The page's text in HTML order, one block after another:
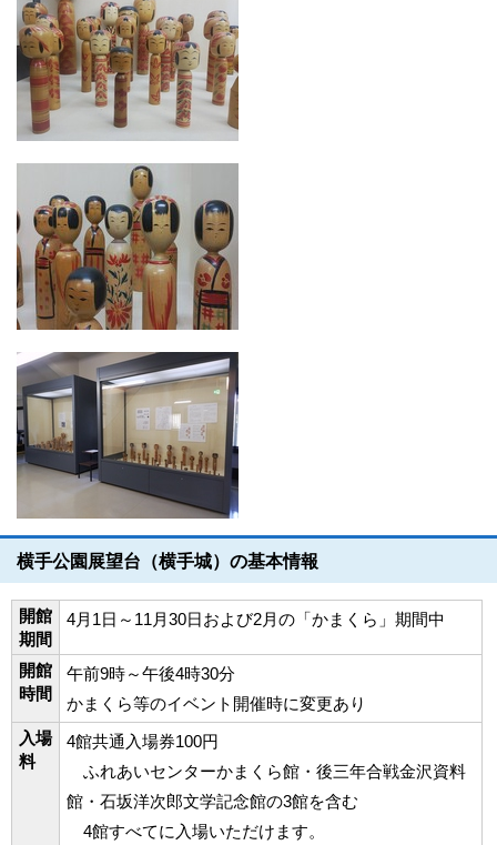
横手公園展望台（横手城）の基本情報
開館
期間
4月1日～11月30日および2月の「かまくら」期間中
開館
時間
午前9時～午後4時30分
かまくら等のイベント開催時に変更あり
入場
料
4館共通入場券100円
ふれあいセンターかまくら館・後三年合戦金沢資料
館・石坂洋次郎文学記念館の3館を含む
4館すべてに入場いただけます。